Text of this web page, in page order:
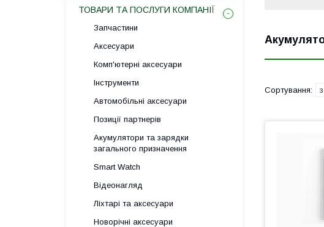
ТОВАРИ ТА ПОСЛУГИ КОМПАНІЇ
Запчастини
Аксесуари
Комп'ютерні аксесуари
Інструменти
Автомобільні аксесуари
Позиції партнерів
Акумулятори та зарядки
загального призначення
Smart Watch
Відеонагляд
Ліхтарі та аксесуари
Новорічні аксесуари